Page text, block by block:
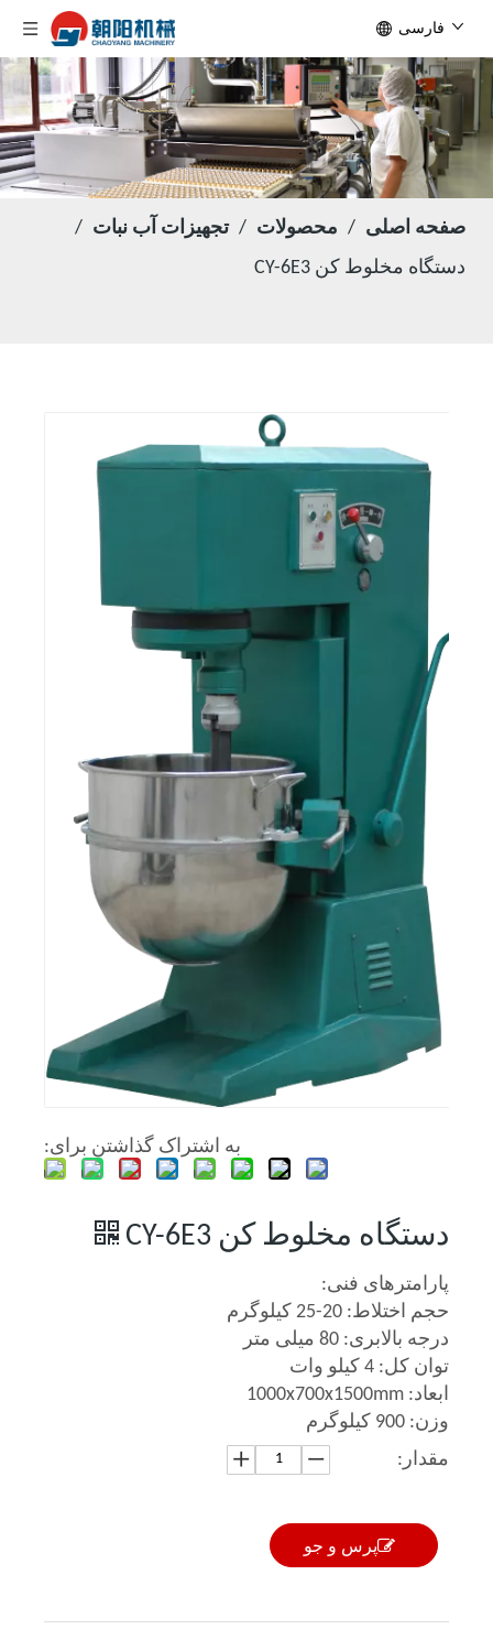
فارسی
صفحه اصلی / محصولات / تجهیزات آب نبات /
دستگاه مخلوط کن CY-6E3
به اشتراک گذاشتن برای:
دستگاه مخلوط کن CY-6E3
پارامترهای فنی:
حجم اختلاط: 20-25 کیلوگرم
درجه بالابری: 80 میلی متر
توان کل: 4 کیلو وات
ابعاد: 1000x700x1500mm
وزن: 900 کیلوگرم
مقدار:
پرس و جو